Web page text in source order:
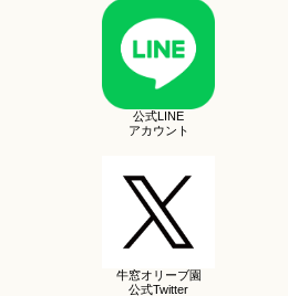
公式LINE
アカウント
牛窓オリーブ園
公式Twitter